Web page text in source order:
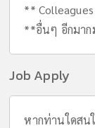
**
**อื่นๆ อีกมาก
Job Apply
หากท่านใดสน